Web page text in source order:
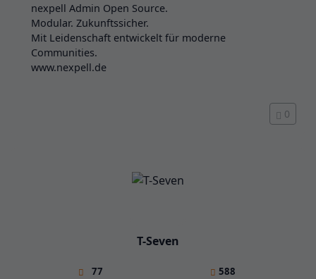
nexpell Admin Open Source.
Modular. Zukunftssicher.
Mit Leidenschaft entwickelt für moderne
Communities.
www.nexpell.de
0
T-Seven
77 588